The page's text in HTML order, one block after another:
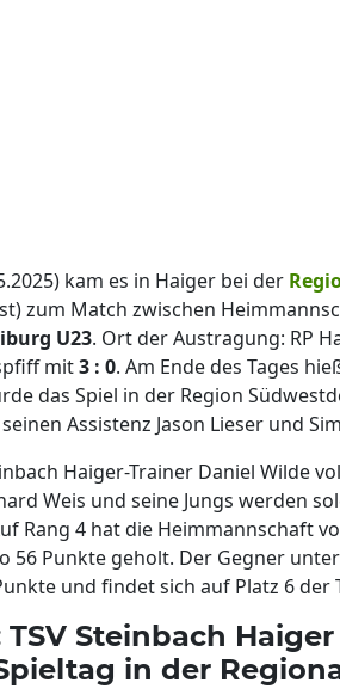
kam es in Haiger bei der
zum Match zwischen
U23. Ort der Austragung: RP
mit3 : 0. Am Ende des Tages
das Spiel in der Region
Assistenz Jason Lieser und
Haiger-Trainer Daniel Wilde
Weis und seine Jungs werden
Rang 4 hat die Heimmannschaft
56 Punkte geholt. Der Gegner
und findet sich auf Platz 6 der
Steinbach Haiger
in der